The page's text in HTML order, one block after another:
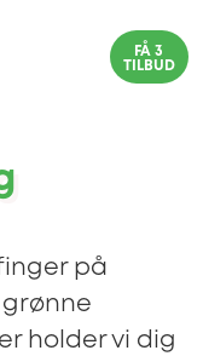
FÅ 3
TILBUD
på
holder vi dig